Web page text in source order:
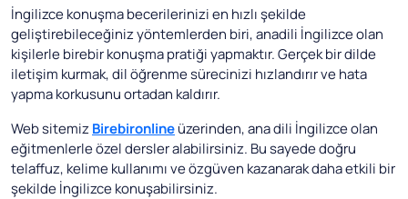
İngilizce konuşma becerilerinizi en hızlı şekilde
geliştirebileceğiniz yöntemlerden biri, anadili İngilizce olan
kişilerle birebir konuşma pratiği yapmaktır. Gerçek bir dilde
iletişim kurmak, dil öğrenme sürecinizi hızlandırır ve hata
yapma korkusunu ortadan kaldırır.
Web sitemizBirebironlineüzerinden, ana dili İngilizce olan
eğitmenlerle özel dersler alabilirsiniz. Bu sayede doğru
telaffuz, kelime kullanımı ve özgüven kazanarak daha etkili bir
şekilde İngilizce konuşabilirsiniz.